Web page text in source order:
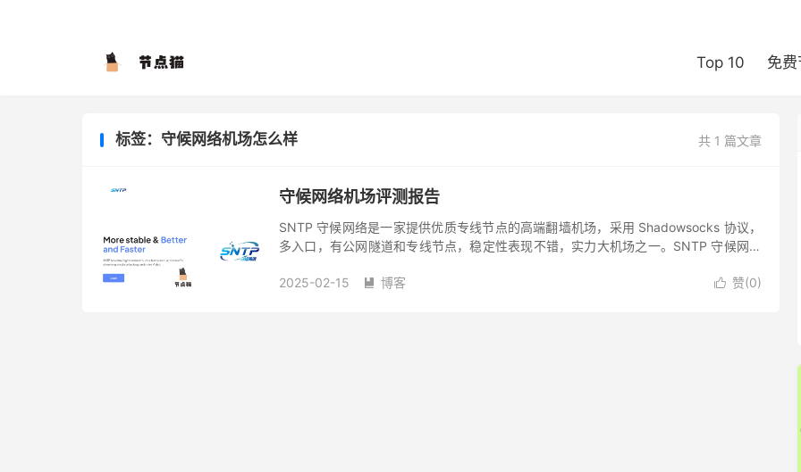
Top 10 免
共 1 篇文章
标签：守候网络机场怎么样
守候网络机场评测报告
SNTP 守候网络是一家提供优质专线节点的高端翻墙机场，采用 Shadowsocks 协议，
多入口，有公网隧道和专线节点，稳定性表现不错，实力大机场之一。SNTP 守候网络
 赞(0)
2025-02-15  博客